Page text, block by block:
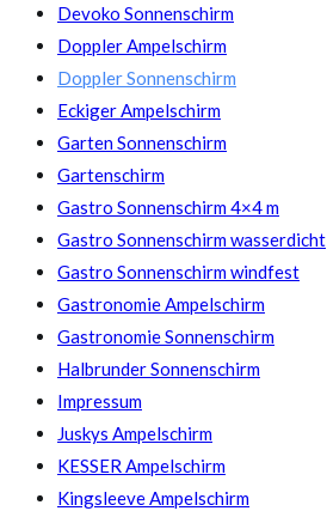
Devoko Sonnenschirm
Doppler Ampelschirm
Doppler Sonnenschirm
Eckiger Ampelschirm
Garten Sonnenschirm
Gartenschirm
Gastro Sonnenschirm 4×4 m
Gastro Sonnenschirm wasserdicht
Gastro Sonnenschirm windfest
Gastronomie Ampelschirm
Gastronomie Sonnenschirm
Halbrunder Sonnenschirm
Impressum
Juskys Ampelschirm
KESSER Ampelschirm
Kingsleeve Ampelschirm